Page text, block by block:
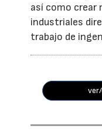
así como crear
industriales
trabajo de